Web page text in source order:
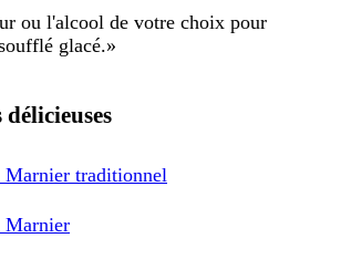
ou l'alcool de votre choix pour
glacé.»
délicieuses
Marnier traditionnel
Marnier